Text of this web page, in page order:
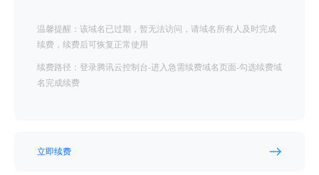
温馨提醒：该域名已过期，暂无法访问，请域名所有人及时完成
续费，续费后可恢复正常使用
续费路径：登录腾讯云控制台-进入急需续费域名页面-勾选续费域
名完成续费
立即续费